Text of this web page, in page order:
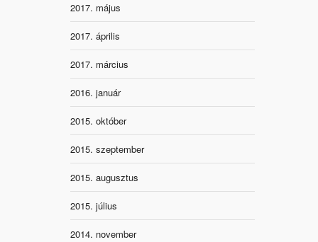
2017. május
2017. április
2017. március
2016. január
2015. október
2015. szeptember
2015. augusztus
2015. július
2014. november